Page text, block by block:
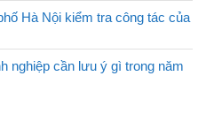
Hà Nội kiểm tra công tác của
nghiệp cần lưu ý gì trong năm